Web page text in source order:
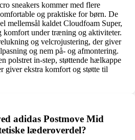
sneakers kommer med flere
og praktiske for børn. De
mellemsål kaldet Cloudfoam Super,
komfort under træning og aktiviteter.
og velcrojustering, der giver
og nem på- og afmontering.
polstret in-step, støttende hælkappe
giver ekstra komfort og støtte til
adidas Postmove Mid
læderoverdel?